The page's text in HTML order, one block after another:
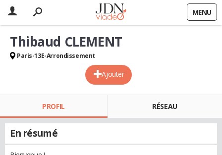
MENU
Ajouter
Thibaud CLEMENT
Paris-13E-Arrondissement
PROFIL RÉSEAU
En résumé